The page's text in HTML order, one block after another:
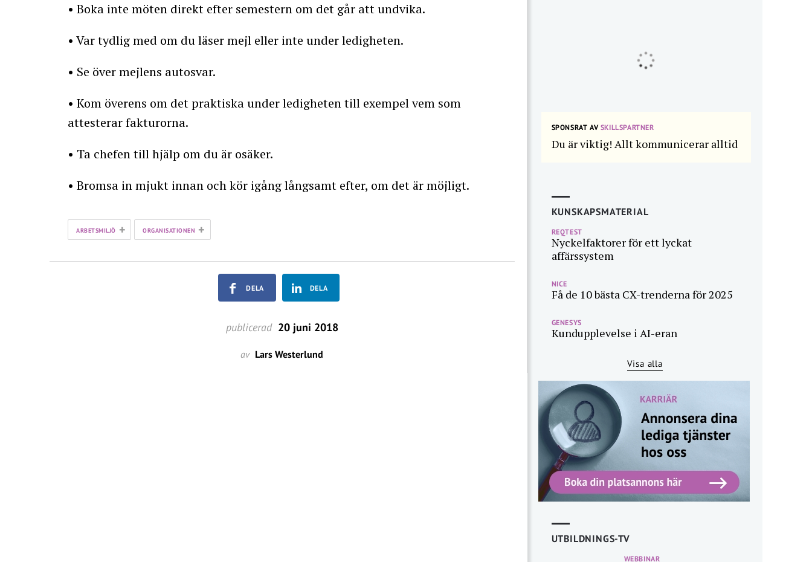
• Boka inte möten direkt efter semestern om det går att undvika.
• Var tydlig med om du läser mejl eller inte under ledigheten.
• Se över mejlens autosvar.
• Kom överens om det praktiska under ledigheten till exempel vem som
attesterar fakturorna.
• Ta chefen till hjälp om du är osäker.
• Bromsa in mjukt innan och kör igång långsamt efter, om det är möjligt.
ARBETSMILJÖ + ORGANISATIONEN +
DELA DELA
publicerad 20 juni 2018
av Lars Westerlund
SPONSRAT AVSKILLSPARTNER
Du är viktig! Allt kommunicerar alltid
KUNSKAPSMATERIAL
REQTEST
Nyckelfaktorer för ett lyckat
affärssystem
NICE
Få de 10 bästa CX-trenderna för 2025
GENESYS
Kundupplevelse i AI-eran
Visa alla
UTBILDNINGS-TV
WEBBINAR